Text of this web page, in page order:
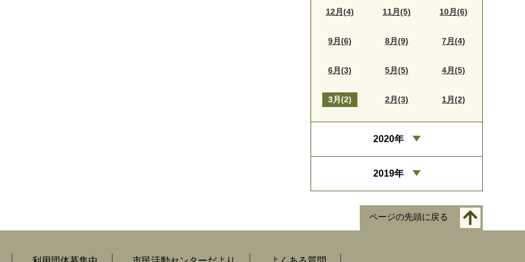
12月(4) 11月(5) 10月(6)
9月(6) 8月(9) 7月(4)
6月(3) 5月(5) 4月(5)
3月(2) 2月(3) 1月(2)
2020年
2019年
ページの先頭に戻る